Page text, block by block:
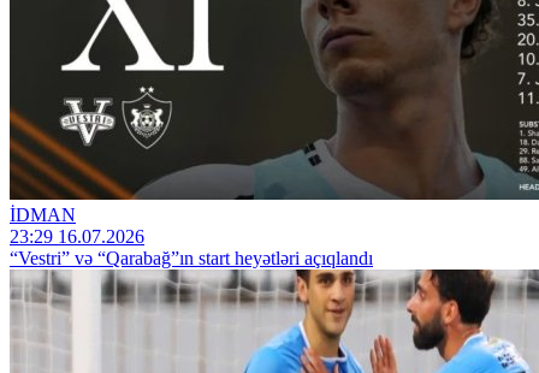
İDMAN
23:29 16.07.2026
“Vestri” və “Qarabağ”ın start heyətləri açıqlandı